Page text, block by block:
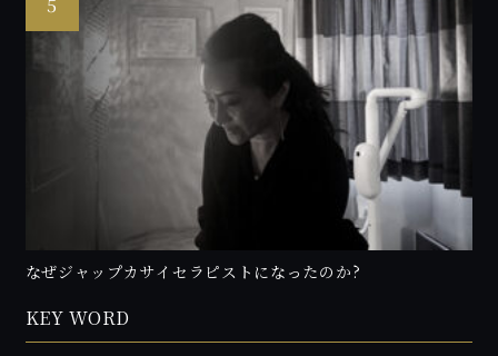
なぜジャップカサイセラピストになったのか?
KEY WORD